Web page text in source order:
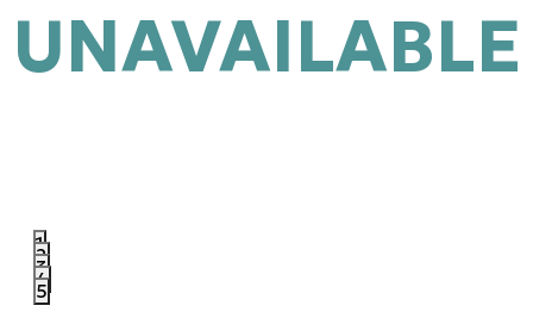
1
2
3
4
5
UNAVAILABLE